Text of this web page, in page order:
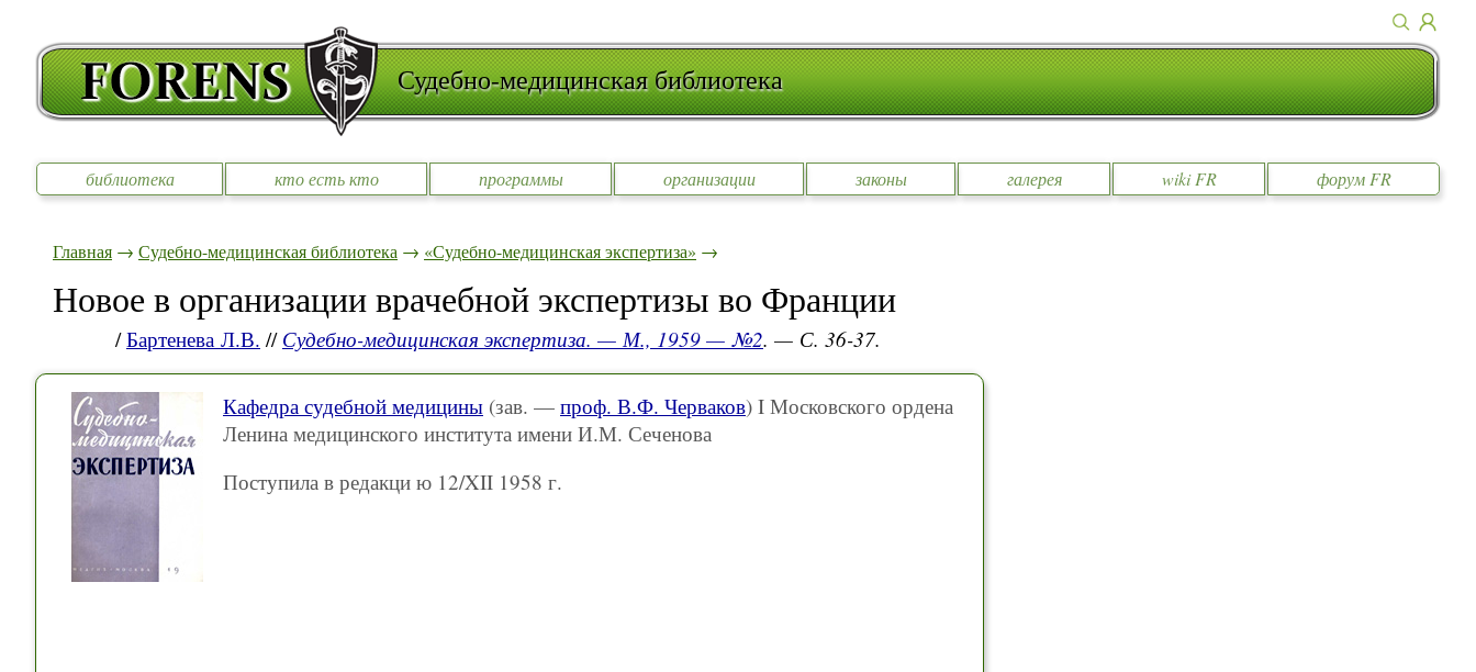
Судебно-медицинская библиотека
библиотека кто есть кто программы организации законы галерея wiki FR форум FR
Главная → Судебно-медицинская библиотека → «Судебно-медицинская экспертиза» →
Новое в организации врачебной экспертизы во Франции
/Бартенева Л.В. // Судебно-медицинская экспертиза. — М., 1959 — №2. — С. 36-37.
Кафедра судебной медицины (зав. — проф. В.Ф. Черваков) I Московского ордена
Ленина медицинского института имени И.М. Сеченова
Поступила в редакци ю 12/XII 1958 г.